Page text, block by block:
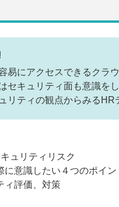
易にアクセスできるクラウ
セキュリティ面も意識を
リティの観点からみる
ュリティリスク
に意識したい４つのポイン
ィ評価、対策